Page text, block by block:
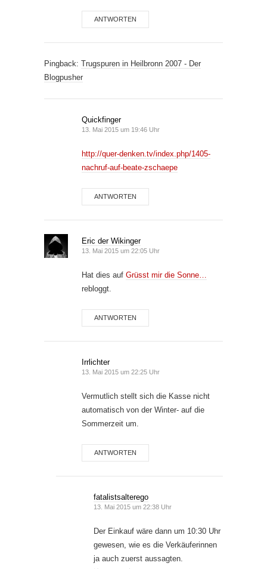
ANTWORTEN
Pingback: Trugspuren in Heilbronn 2007 - Der
Blogpusher
Quickfinger
13. Mai 2015 um 19:46 Uhr
http://quer-denken.tv/index.php/1405-
nachruf-auf-beate-zschaepe
ANTWORTEN
Eric der Wikinger
13. Mai 2015 um 22:05 Uhr
Hat dies auf Grüsst mir die Sonne…
rebloggt.
ANTWORTEN
Irrlichter
13. Mai 2015 um 22:25 Uhr
Vermutlich stellt sich die Kasse nicht
automatisch von der Winter- auf die
Sommerzeit um.
ANTWORTEN
fatalistsalterego
13. Mai 2015 um 22:38 Uhr
Der Einkauf wäre dann um 10:30 Uhr
gewesen, wie es die Verkäuferinnen
ja auch zuerst aussagten.